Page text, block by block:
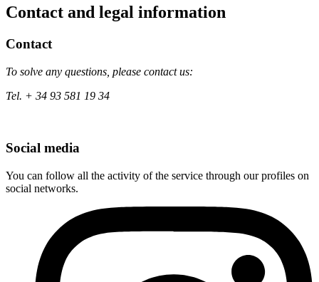
Contact and legal information
Contact
To solve any questions, please contact us:
Tel. + 34 93 581 19 34
Social media
You can follow all the activity of the service through our profiles on
social networks.